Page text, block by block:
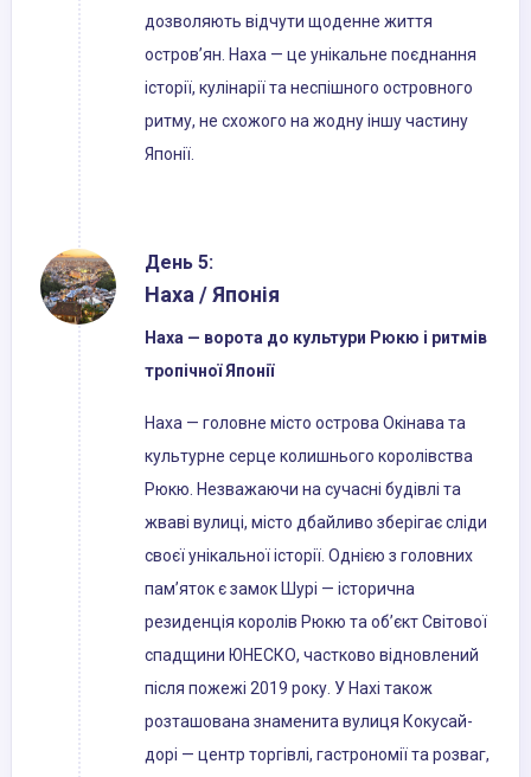
дозволяють відчути щоденне життя
остров’ян. Наха — це унікальне поєднання
історії, кулінарії та неспішного островного
ритму, не схожого на жодну іншу частину
Японії.
День 5:
Наха / Японія
Наха — ворота до культури Рюкю і ритмів
тропічної Японії
Наха — головне місто острова Окінава та
культурне серце колишнього королівства
Рюкю. Незважаючи на сучасні будівлі та
жваві вулиці, місто дбайливо зберігає сліди
своєї унікальної історії. Однією з головних
пам’яток є замок Шурі — історична
резиденція королів Рюкю та об’єкт Світової
спадщини ЮНЕСКО, частково відновлений
після пожежі 2019 року. У Нахі також
розташована знаменита вулиця Кокусай-
дорі — центр торгівлі, гастрономії та розваг,